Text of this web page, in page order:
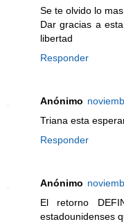
Se te olvido lo
Dar gracias a
libertad
Responder
Anónimo
Triana esta
Responder
Anónimo
El retorno
estadounidenses